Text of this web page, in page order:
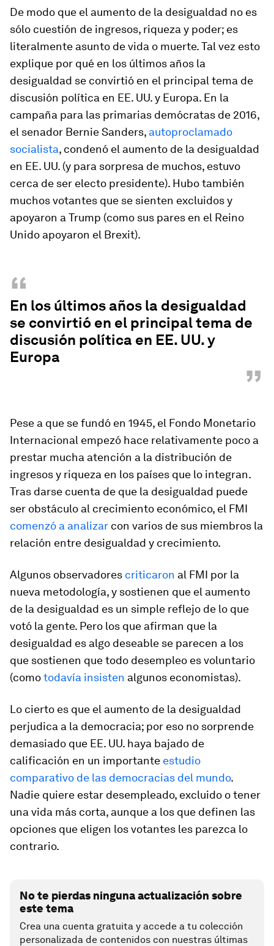
De modo que el aumento de la desigualdad no es
sólo cuestión de ingresos, riqueza y poder; es
literalmente asunto de vida o muerte. Tal vez esto
explique por qué en los últimos años la
desigualdad se convirtió en el principal tema de
discusión política en EE. UU. y Europa. En la
campaña para las primarias demócratas de 2016,
el senador Bernie Sanders, autoproclamado
socialista, condenó el aumento de la desigualdad
en EE. UU. (y para sorpresa de muchos, estuvo
cerca de ser electo presidente). Hubo también
muchos votantes que se sienten excluidos y
apoyaron a Trump (como sus pares en el Reino
Unido apoyaron el Brexit).
“
En los últimos años la desigualdad
se convirtió en el principal tema de
discusión política en EE. UU. y
Europa
”
Pese a que se fundó en 1945, el Fondo Monetario
Internacional empezó hace relativamente poco a
prestar mucha atención a la distribución de
ingresos y riqueza en los países que lo integran.
Tras darse cuenta de que la desigualdad puede
ser obstáculo al crecimiento económico, el FMI
comenzó a analizar con varios de sus miembros la
relación entre desigualdad y crecimiento.
Algunos observadores criticaron al FMI por la
nueva metodología, y sostienen que el aumento
de la desigualdad es un simple reflejo de lo que
votó la gente. Pero los que afirman que la
desigualdad es algo deseable se parecen a los
que sostienen que todo desempleo es voluntario
(comotodavía insisten algunos economistas).
Lo cierto es que el aumento de la desigualdad
perjudica a la democracia; por eso no sorprende
demasiado que EE. UU. haya bajado de
calificación en un importante estudio
comparativo de las democracias del mundo.
Nadie quiere estar desempleado, excluido o tener
una vida más corta, aunque a los que definen las
opciones que eligen los votantes les parezca lo
contrario.
No te pierdas ninguna actualización sobre
este tema
Crea una cuenta gratuita y accede a tu colección
personalizada de contenidos con nuestras últimas